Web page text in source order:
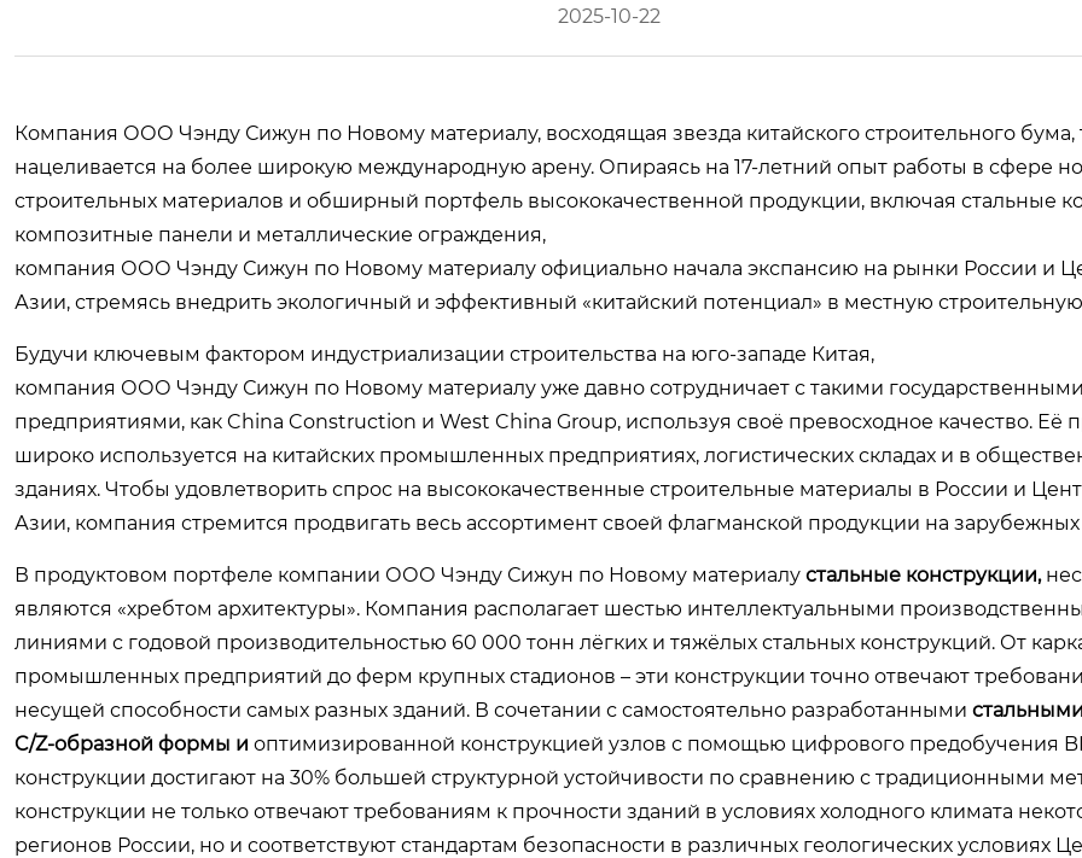
2025-10-22
Компания ООО Чэнду Сижун по Новому материалу, восходящая звезда китайского строительного бума,
нацеливается на более широкую международную арену. Опираясь на 17-летний опыт работы в сфере
строительных материалов и обширный портфель высококачественной продукции, включая стальные
композитные панели и металлические ограждения,
компания ООО Чэнду Сижун по Новому материалу официально начала экспансию на рынки России и
Азии, стремясь внедрить экологичный и эффективный «китайский потенциал» в местную строительную
Будучи ключевым фактором индустриализации строительства на юго-западе Китая,
компания ООО Чэнду Сижун по Новому материалу уже давно сотрудничает с такими государственными
предприятиями, как China Construction и West China Group, используя своё превосходное качество. Её
широко используется на китайских промышленных предприятиях, логистических складах и в
зданиях. Чтобы удовлетворить спрос на высококачественные строительные материалы в России и
Азии, компания стремится продвигать весь ассортимент своей флагманской продукции на
В продуктовом портфеле компании ООО Чэнду Сижун по Новому материалу стальные конструкции,
являются «хребтом архитектуры». Компания располагает шестью интеллектуальными
линиями с годовой производительностью 60 000 тонн лёгких и тяжёлых стальных конструкций. От
промышленных предприятий до ферм крупных стадионов – эти конструкции точно отвечают
несущей способности самых разных зданий. В сочетании с самостоятельно разработанными
C/Z-образной формы и оптимизированной конструкцией узлов с помощью цифрового предобучения
конструкции достигают на 30% большей структурной устойчивости по сравнению с традиционными
конструкции не только отвечают требованиям к прочности зданий в условиях холодного климата
регионов России, но и соответствуют стандартам безопасности в различных геологических условиях